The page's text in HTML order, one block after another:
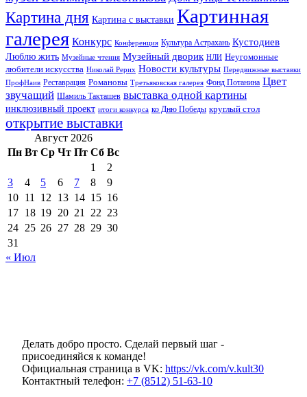
Картина дня Картина с выставки Картинная
галерея Конкурс Конференция Культура Астрахань Кустодиев
Люблю жить Музейные чтения Музейный дворик НЛИ Неугомонные
любители искусства Николай Рерих Новости культуры Передвижные выставки
ПрофНаив Реставрация Романовы Третьяковская галерея Фонд Потанина Цвет
звучащий Шамиль Такташев выставка одной картины
инклюзивный проект итоги конкурса ко Дню Победы круглый стол
открытие выставки
Август 2026
Пн Вт Ср Чт Пт Сб Вс
1
2
3
4 5 6 7 8
9
10 11 12 13 14 15 16
17 18 19 20 21 22 23
24 25 26 27 28 29 30
31
« Июл
Делать добро просто. Сделай первый шаг -
присоединяйся к команде!
Официальная страница в VK: https://vk.com/v.kult30
Контактный телефон: +7 (8512) 51-63-10